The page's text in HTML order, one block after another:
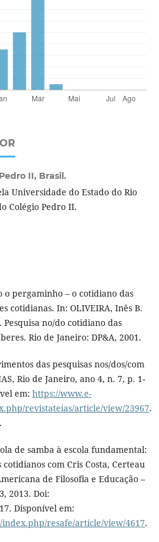
II, Brasil.
Universidade do Estado do Rio
Colégio Pedro II.
o pergaminho – o cotidiano das
cotidianas. In: OLIVEIRA, Inês B.
no/do cotidiano das
Rio de Janeiro: DP&A, 2001.
das pesquisas nos/dos/com
Rio de Janeiro, ano 4, n. 7, p. 1-
em: https://www.e-
revistateias/article/view/23967.
de samba à escola fundamental:
com Cris Costa, Certeau
de Filosofia e Educação –
2013. Doi:
Disponível em:
resafe/article/view/4617.